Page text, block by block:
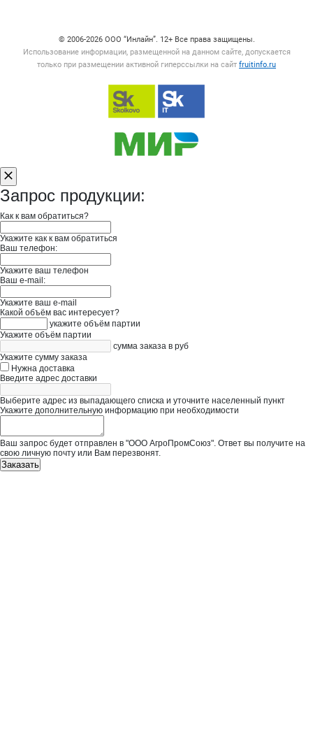
© 2006‑2026 ООО “Инлайн”. 12+ Все права защищены.
Использование информации, размещенной на данном сайте, допускается
только при размещении активной гиперссылки на сайт fruitinfo.ru
Запрос продукции:
Как к вам обратиться?
Укажите как к вам обратиться
Ваш телефон:
Укажите ваш телефон
Ваш e-mail:
Укажите ваш e-mail
Какой объём вас интересует?
укажите объём партии
Укажите объём партии
сумма заказа в руб
Укажите сумму заказа
Нужна доставка
Введите адрес доставки
Выберите адрес из выпадающего списка и уточните населенный пункт
Укажите дополнительную информацию при необходимости
Ваш запрос будет отправлен в "ООО АгроПромСоюз". Ответ вы получите на
свою личную почту или Вам перезвонят.
Заказать